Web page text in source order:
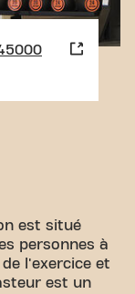
est situé
personnes à
l'exercice et
est un